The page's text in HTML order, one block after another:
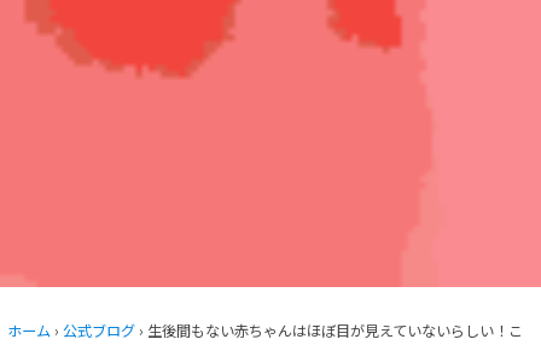
ホーム ›公式ブログ › 生後間もない赤ちゃんはほぼ目が見えていないらしい！こ